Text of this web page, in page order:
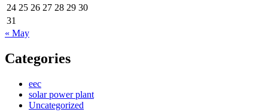
24 25 26 27 28 29 30
31
« May
Categories
eec
solar power plant
Uncategorized